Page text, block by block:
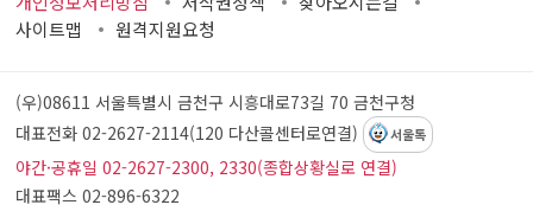
사이트맵
원격지원요청
(우)08611 서울특별시 금천구 시흥대로73길 70금천구청
대표전화 02-2627-2114(120 다산콜센터로연결)
서울톡
야간·공휴일 02-2627-2300, 2330(종합상황실로 연결)
대표팩스 02-896-6322